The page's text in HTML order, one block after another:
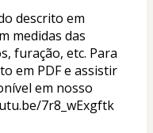
descrito em
medidas das
furação, etc. Para
em PDF e assistir
em nosso
7r8_wExgftk